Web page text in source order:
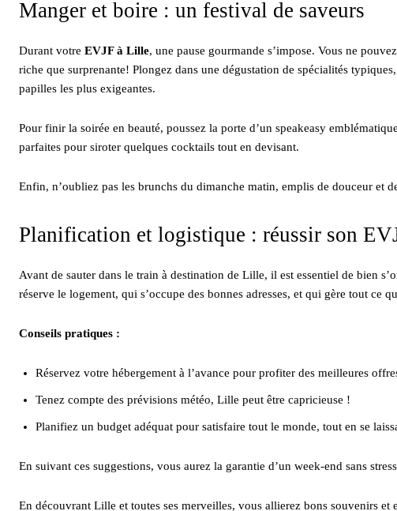
Manger et boire : un festival de saveurs
Durant votre EVJF à Lille, une pause gourmande s’impose. Vous ne
riche que surprenante! Plongez dans une dégustation de spécialités
papilles les plus exigeantes.
Pour finir la soirée en beauté, poussez la porte d’un speakeasy
parfaites pour siroter quelques cocktails tout en devisant.
Enfin, n’oubliez pas les brunchs du dimanche matin, emplis de douceur et
Planification et logistique : réussir son
Avant de sauter dans le train à destination de Lille, il est essentiel de bien
réserve le logement, qui s’occupe des bonnes adresses, et qui gère tout ce
Conseils pratiques :
Réservez votre hébergement à l’avance pour profiter des meilleures
Tenez compte des prévisions météo, Lille peut être capricieuse !
Planifiez un budget adéquat pour satisfaire tout le monde, tout en se
En suivant ces suggestions, vous aurez la garantie d’un week-end sans
En découvrant Lille et toutes ses merveilles, vous allierez bons souvenirs et